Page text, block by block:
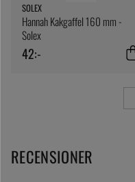
SOLEX
Hannah Kakgaffel 160 mm -
Solex
42:-
RECENSIONER